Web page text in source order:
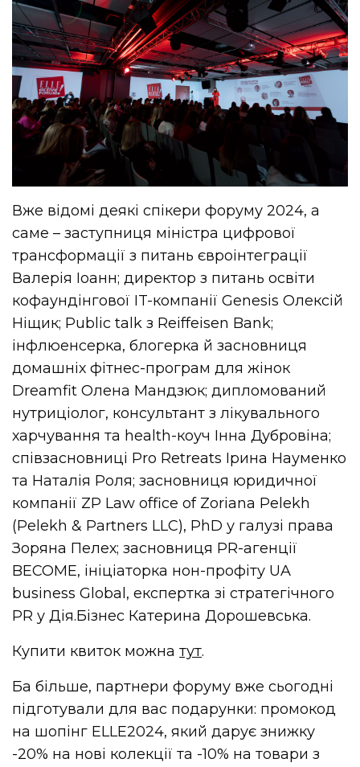
Вже відомі деякі спікери форуму 2024, а
саме – заступниця міністра цифрової
трансформації з питань євроінтеграції
Валерія Іоанн; директор з питань освіти
кофаундінгової IT-компанії Genesis Олексій
Ніщик; Public talk з Reiffeisen Bank;
інфлюенсерка, блогерка й засновниця
домашніх фітнес-програм для жінок
Dreamfit Олена Мандзюк; дипломований
нутриціолог, консультант з лікувального
харчування та health-коуч Інна Дубровіна;
співзасновниці Pro Retreats Ірина Науменко
та Наталія Роля; засновниця юридичної
компанії ZP Law office of Zoriana Pelekh
(Pelekh & Partners LLC), PhD у галузі права
Зоряна Пелех; засновниця PR-агенції
BECOME, ініціаторка нон-профіту UA
business Global, експертка зі стратегічного
PR у Дія.Бізнес Катерина Дорошевська.
Купити квиток можнатут.
Ба більше, партнери форуму вже сьогодні
підготували для вас подарунки: промокод
на шопінг ELLE2024, який дарує знижку
-20% на нові колекції та -10% на товари з